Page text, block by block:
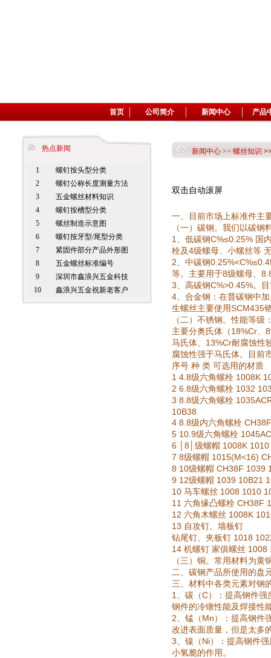
首页 公司简介 新闻中心 产品
热点新闻
1
螺钉按头型分类
2
螺钉公称长度测量方法
3
五金螺丝材料知识
4
螺钉按槽型分类
5
螺丝制造示意图
6
螺钉按牙型/尾型分类
7
紧固件部分产品外形图
8
五金螺丝标准编号
9
深圳市鑫浪兴五金科技
10
鑫浪兴五金祝新老客户
新闻中心 >> 螺丝知识
双击自动滚屏
一、目前市场上标准件主
（一）碳钢。我们以碳
1 、低碳钢C%≤0.25% 国
栓及4级螺母、小螺丝等
2、中碳钢
等。主要用于8级螺母、
3、高碳钢C%>0.45%。
4、合金钢：在普碳钢中
生螺丝主要使用SCM435
（二）不锈钢。性能等级
主要分奥氏体（ 18%Cr、
马氏体、 13%Cr耐腐蚀性
腐蚀性强于马氏体。目前
序号 种 类 可选用的材质
1 4.8级六角螺栓 1008K
2 6.8级六角螺栓 1032
3 8.8级六角螺栓
10B38
4 8.8级内六角螺栓 CH
5 10.9级六角螺栓
6 │8│级螺帽 1008K 1010
7 8级螺帽 1015(M<16)
8 10级螺帽 CH38F 1039
9 12级螺帽 1039 10B21
10马车螺丝 1008 1010
11六角缘凸螺栓 CH38F
12六角木螺丝 1008K
13 自攻钉、墙板钉
钻尾钉、夹板钉 1018
14机螺钉 家俱螺丝 1008
（三）铜。常用材料为黄
二、碳钢产品所使用的盘
三、材料中各类元素对钢
1 、碳（C）：提高钢件
钢件的冷镦性能及焊接性
2、锰（ Mn ）：提高钢件
改进表面质量，但是太多
3、镍（ Ni）：提高钢件
小氢脆的作用。